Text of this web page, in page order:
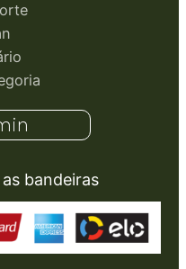
bandeiras